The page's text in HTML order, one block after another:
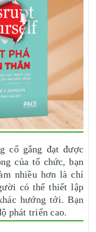
cố gắng đạt được
của tổ chức, bạn
nhiều hơn là chỉ
có thể thiết lập
hướng tới. Bạn
phát triển cao.